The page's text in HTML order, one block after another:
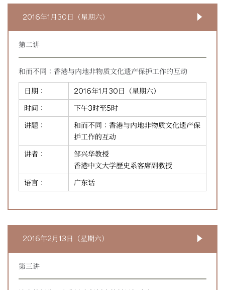
2016年1月30日（星期六）
第二讲
和而不同：香港与内地非物质文化遗产保护工作的互动
日期：
2016年1月30日（星期六）
时间：
下午3时至5时
讲题：
和而不同：香港与内地非物质文化遗产保
护工作的互动
讲者：
邹兴华教授
香港中文大学歷史系客席副教授
语言：
广东话
2016年2月13日（星期六）
第三讲